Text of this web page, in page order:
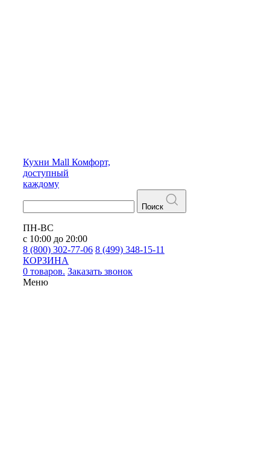
Кухни Mall Комфорт,
доступный
каждому
Поиск
ПН-ВС
с 10:00 до 20:00
8 (800) 302-77-06 8 (499) 348-15-11
КОРЗИНА
0 товаров. Заказать звонок
Меню